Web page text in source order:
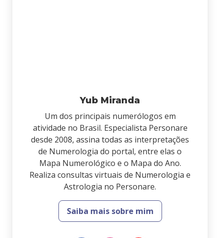
Yub Miranda
Um dos principais numerólogos em
atividade no Brasil. Especialista Personare
desde 2008, assina todas as interpretações
de Numerologia do portal, entre elas o
Mapa Numerológico e o Mapa do Ano.
Realiza consultas virtuais de Numerologia e
Astrologia no Personare.
Saiba mais sobre mim